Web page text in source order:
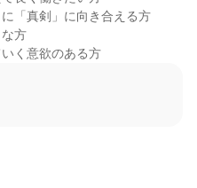
「真剣」に向き合える方
方
く意欲のある方